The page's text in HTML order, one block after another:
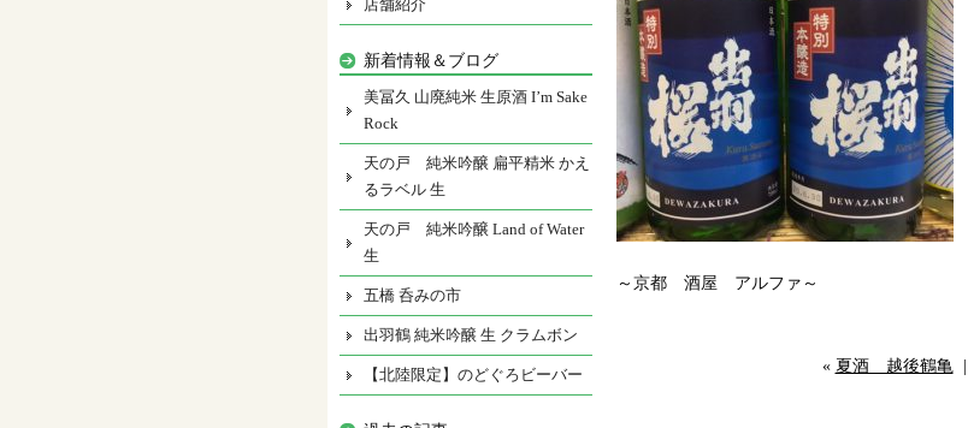
～京都 酒屋 アルファ～
« 夏酒 越後鶴亀|
店舗紹介
新着情報＆ブログ
美冨久 山廃純米 生原酒 I’m Sake
Rock
天の戸 純米吟醸 扁平精米 かえ
るラベル 生
天の戸 純米吟醸 Land of Water
生
五橋 呑みの市
出羽鶴 純米吟醸 生 クラムボン
【北陸限定】のどぐろビーバー